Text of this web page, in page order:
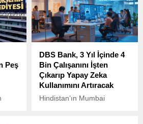
yol
tatlıdır.
Peş
DBS Bank, 3 Yıl İçinde 4
Bin Çalışanını İşten
Çıkarıp Yapay Zeka
Kullanımını Artıracak
Hindistan’ın Mumbai